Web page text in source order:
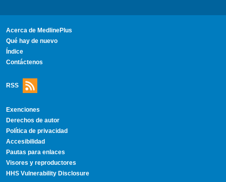
Acerca de MedlinePlus
Qué hay de nuevo
Índice
Contáctenos
RSS
Exenciones
Derechos de autor
Política de privacidad
Accesibilidad
Pautas para enlaces
Visores y reproductores
HHS Vulnerability Disclosure